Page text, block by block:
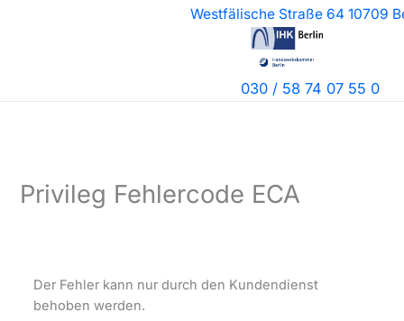
Westfälische Straße 64 10709
030 / 58 74 07 55 0
Privileg Fehlercode ECA
Der Fehler kann nur durch den Kundendienst
behoben werden.